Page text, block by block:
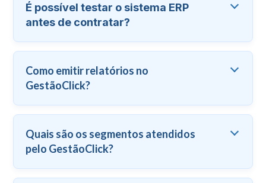
É possível testar o sistema ERP
antes de contratar?
Como emitir relatórios no
GestãoClick?
Quais são os segmentos atendidos
pelo GestãoClick?